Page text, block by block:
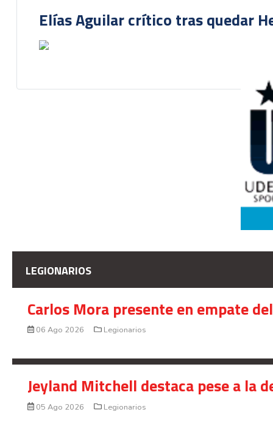
Elías Aguilar crítico tras quedar
LEGIONARIOS
Carlos Mora presente en empate
06 Ago 2026 Legionarios
Jeyland Mitchell destaca pese a la
05 Ago 2026 Legionarios